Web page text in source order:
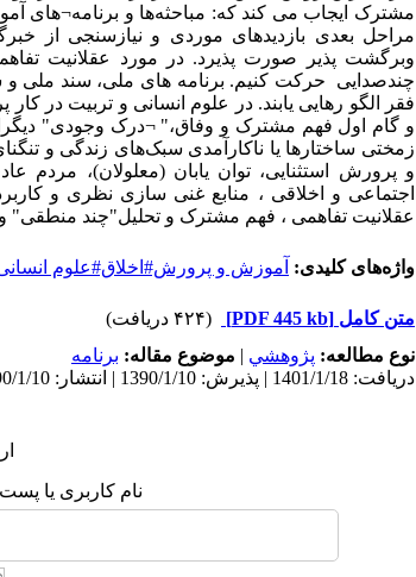
مشترک ایجاب می کند که: مباحثه‌ها و برنامه¬های
مراحل‌ بعدی‌ بازدیدهای‌ موردی‌ و نیازسنجی‌ از
وبرگشت پذیر صورت‌ پذیرد. در مورد عقلانیت
چندصدایی حرکت کنیم. برنامه های ملی، سند ملی و
فقر الگو رهایی یابند. در علوم انسانی و تربیت در
و گام‌ اول‌ فهم مشترک و وفاق،" ¬درک‌ وجودی"‌
زمختی‌ ساختارها یا ناکارآمدی ‌سبک‌های‌ زندگی‌ و
و پرورش استثنایی، توان‌ یابان (معلولان)،
اجتماعی و اخلاقی ، منابع غنی سازی نظری و
عقلانیت تفاهمی ، فهم مشترک و تحلیل‌"چند منطقی"‌
واژه‌های کلیدی: آموزش و پرورش#اخلاق#علوم
متن کامل [PDF 445 kb]
(۴۲۴ دریافت)
نوع مطالعه: پژوهشي | موضوع مقاله: برنامه
دریافت: 1401/1/18 | پذیرش: 1390/1/10 | انتشار: 1390/1/10
نام کاربری یا